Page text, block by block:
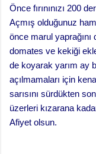
Önce fırınınızı 200
Açmış olduğunuz
önce marul
domates ve kekiği
de koyarak yarım ay
açılmamaları için
sarısını sürdükten
üzerleri kızarana
Afiyet olsun.